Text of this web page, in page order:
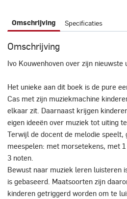
Omschrijving Specificaties
Omschrijving
Ivo Kouwenhoven over zijn nieuwste
Het unieke aan dit boek is de pure
Cas met zijn muziekmachine
elkaar zit. Daarnaast krijgen
eigen ideeën over muziek tot uiting
Terwijl de docent de melodie speelt,
meespelen: met morsetekens, met
3 noten.
Bewust naar muziek leren luisteren
is gebaseerd. Maatsoorten zijn
kinderen getriggerd worden om te